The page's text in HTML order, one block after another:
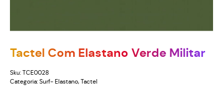
Tactel Com Elastano Verde Militar
Sku: TCE0028
Categoria: Surf- Elastano, Tactel